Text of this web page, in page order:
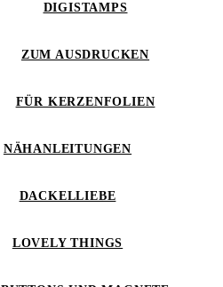
DIGISTAMPS
ZUM AUSDRUCKEN
FÜR KERZENFOLIEN
NÄHANLEITUNGEN
DACKELLIEBE
LOVELY THINGS